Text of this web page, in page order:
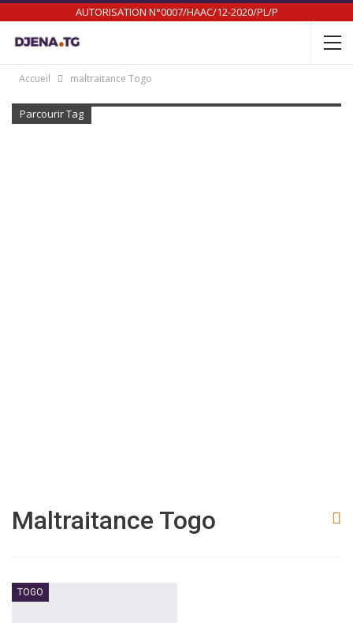
AUTORISATION N°0007/HAAC/12-2020/PL/P
Accueil maltraitance Togo
Parcourir Tag
Maltraitance Togo
TOGO